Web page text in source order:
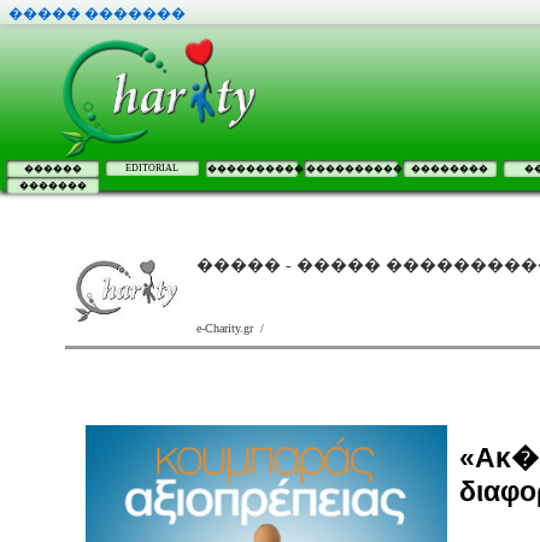
����� �������
������ EDITORIAL ���������� ���������� ��������
�������
����� - �����
e-Charity.gr /